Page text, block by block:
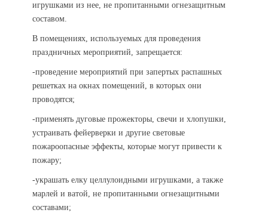
игрушками из нее, не пропитанными огнезащитным
составом.
В помещениях, используемых для проведения
праздничных мероприятий, запрещается:
-проведение мероприятий при запертых распашных
решетках на окнах помещений, в которых они
проводятся;
-применять дуговые прожекторы, свечи и хлопушки,
устраивать фейерверки и другие световые
пожароопасные эффекты, которые могут привести к
пожару;
-украшать елку целлулоидными игрушками, а также
марлей и ватой, не пропитанными огнезащитными
составами;